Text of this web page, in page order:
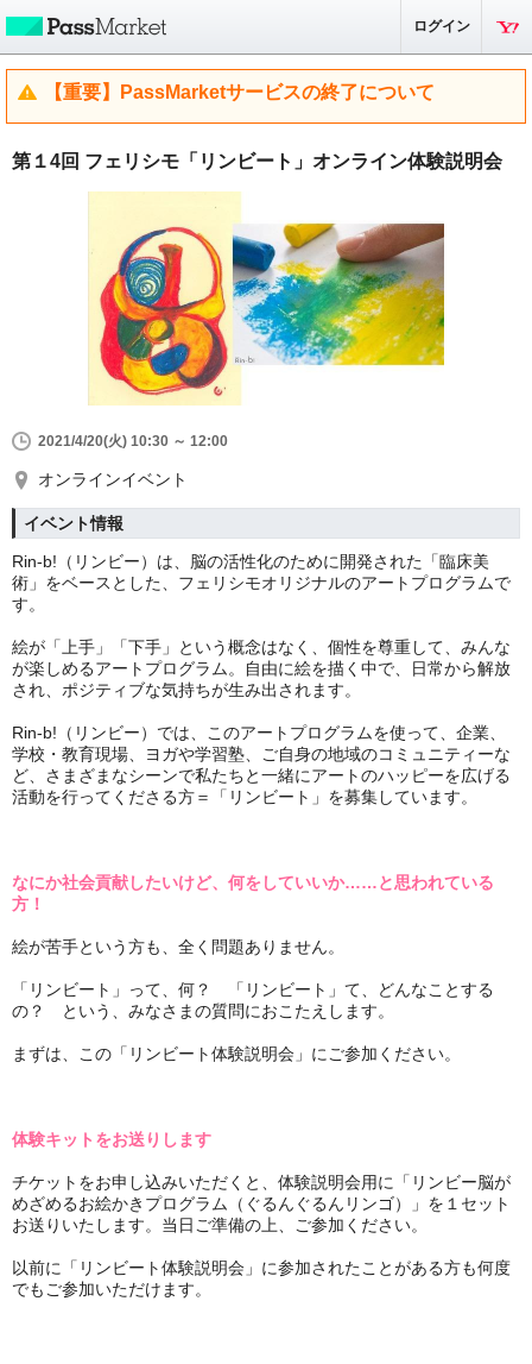
ログイン
【重要】PassMarketサービスの終了について
第１4回 フェリシモ「リンビート」オンライン体験説明会
2021/4/20(火) 10:30 ～ 12:00
オンラインイベント
イベント情報
Rin-b!（リンビー）は、脳の活性化のために開発された「臨床美
術」をベースとした、フェリシモオリジナルのアートプログラムで
す。
絵が「上手」「下手」という概念はなく、個性を尊重して、みんな
が楽しめるアートプログラム。自由に絵を描く中で、日常から解放
され、ポジティブな気持ちが生み出されます。
Rin‐b!（リンビー）では、このアートプログラムを使って、企業、
学校・教育現場、ヨガや学習塾、ご自身の地域のコミュニティーな
ど、さまざまなシーンで私たちと一緒にアートのハッピーを広げる
活動を行ってくださる方＝「リンビート」を募集しています。
なにか社会貢献したいけど、何をしていいか……と思われている
方！
絵が苦手という方も、全く問題ありません。
「リンビート」って、何？ 「リンビート」て、どんなことする
の？ という、みなさまの質問におこたえします。
まずは、この「リンビート体験説明会」にご参加ください。
体験キットをお送りします
チケットをお申し込みいただくと、体験説明会用に「リンビー脳が
めざめるお絵かきプログラム（ぐるんぐるんリンゴ）」を１セット
お送りいたします。当日ご準備の上、ご参加ください。
以前に「リンビート体験説明会」に参加されたことがある方も何度
でもご参加いただけます。